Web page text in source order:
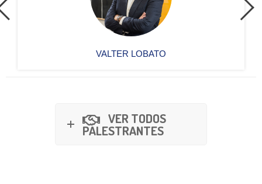
VALTER LOBATO
VER TODOS
PALESTRANTES